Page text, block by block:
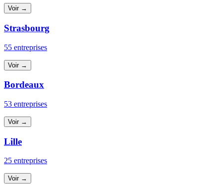
Voir →
Strasbourg
55 entreprises
Voir →
Bordeaux
53 entreprises
Voir →
Lille
25 entreprises
Voir →